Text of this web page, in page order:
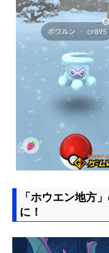
「ホウエン地方
に！